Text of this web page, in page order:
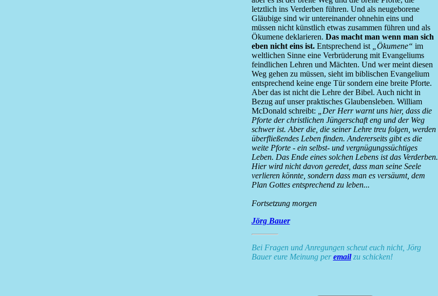
letztlich ins Verderben führen. Und als neugeborene
Gläubige sind wir untereinander ohnehin eins und
müssen nicht künstlich etwas zusammen führen und als
Ökumene deklarieren. Das macht man wenn man sich
eben nicht eins ist.Entsprechend ist „Ökumene“ im
weltlichen Sinne eine Verbrüderung mit Evangeliums
feindlichen Lehren und Mächten. Und wer meint diesen
Weg gehen zu müssen, sieht im biblischen Evangelium
entsprechend keine enge Tür sondern eine breite Pforte.
Aber das ist nicht die Lehre der Bibel. Auch nicht in
Bezug auf unser praktisches Glaubensleben. William
McDonald schreibt:
„Der Herr warnt uns hier, dass die
Pforte der christlichen Jüngerschaft eng und der Weg
schwer ist. Aber die, die seiner Lehre treu folgen, werden
überfließendes Leben finden. Andererseits gibt es die
weite Pforte - ein selbst- und vergnügungssüchtiges
Leben. Das Ende eines solchen Lebens ist das Verderben.
Hier wird nicht davon geredet, dass man seine Seele
verlieren könnte, sondern dass man es versäumt, dem
Plan Gottes entsprechend zu leben...
Fortsetzung morgen
Jörg Bauer
Bei Fragen und Anregungen scheut euch nicht, Jörg
Bauer eure Meinung peremailzu schicken!